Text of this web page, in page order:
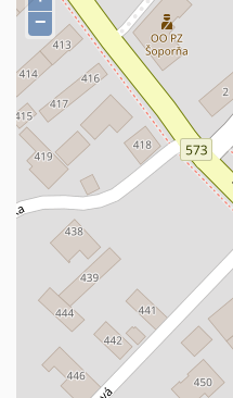
kuchyňa spojená s obývacou
výstup na terasu
spálňa
detská izba / pracovňa
kúpeľňa
Možnosť dokúpenia garáže a
komfort – či už na bezpečné
športového vybavenia alebo
−